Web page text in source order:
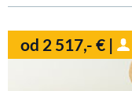
od 2 517,- € |